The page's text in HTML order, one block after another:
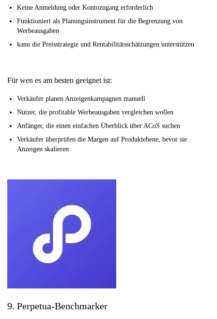
Keine Anmeldung oder Kontozugang erforderlich
Funktioniert als Planungsinstrument für die Begrenzung von
Werbeausgaben
kann die Preisstrategie und Rentabilitätsschätzungen unterstützen
Für wen es am besten geeignet ist:
Verkäufer planen Anzeigenkampagnen manuell
Nutzer, die profitable Werbeausgaben vergleichen wollen
Anfänger, die einen einfachen Überblick über ACoS suchen
Verkäufer überprüfen die Margen auf Produktebene, bevor sie
Anzeigen skalieren
9. Perpetua-Benchmarker